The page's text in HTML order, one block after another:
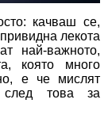
качваш се,
лекота
най-важното,
която много
е че мислят
това за